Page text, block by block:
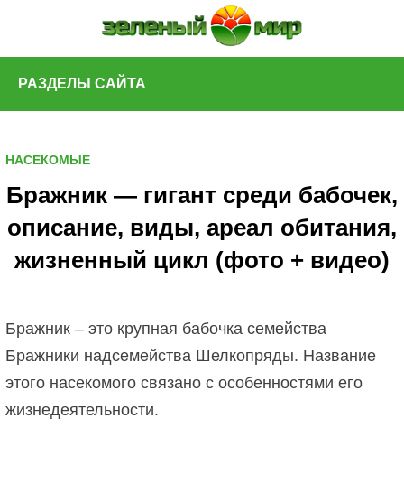
content
РАЗДЕЛЫ САЙТА
НАСЕКОМЫЕ
Бражник — гигант среди бабочек,
описание, виды, ареал обитания,
жизненный цикл (фото + видео)
Бражник – это крупная бабочка семейства
Бражники надсемейства Шелкопряды. Название
этого насекомого связано с особенностями его
жизнедеятельности.